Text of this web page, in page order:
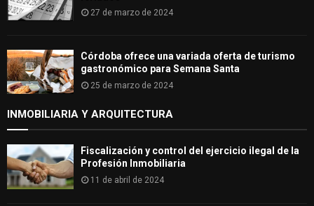
27 de marzo de 2024
Córdoba ofrece una variada oferta de turismo
gastronómico para Semana Santa
25 de marzo de 2024
INMOBILIARIA Y ARQUITECTURA
Fiscalización y control del ejercicio ilegal de la
Profesión Inmobiliaria
11 de abril de 2024